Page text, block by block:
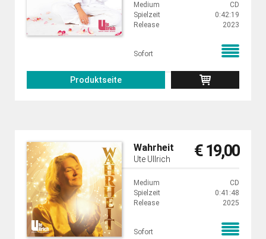
Medium
CD
Spielzeit
0:42:19
Release
2023
Sofort
Produktseite
Wahrheit
Ute Ullrich € 19,00
Medium
CD
Spielzeit
0:41:48
Release
2025
Sofort